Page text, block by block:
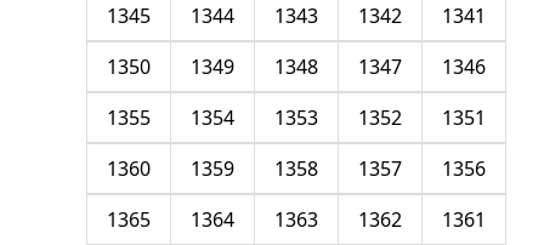
1341
1342
1343
1344
1345
1346
1347
1348
1349
1350
1351
1352
1353
1354
1355
1356
1357
1358
1359
1360
1361
1362
1363
1364
1365